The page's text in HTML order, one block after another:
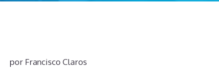
por Francisco Claros